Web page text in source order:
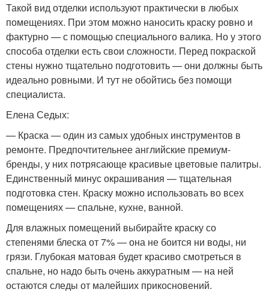
Такой вид отделки используют практически в любых
помещениях. При этом можно наносить краску ровно и
фактурно — с помощью специального валика. Но у этого
способа отделки есть свои сложности. Перед покраской
стены нужно тщательно подготовить — они должны быть
идеально ровными. И тут не обойтись без помощи
специалиста.
Елена Седых:
— Краска — один из самых удобных инструментов в
ремонте. Предпочтительнее английские премиум-
бренды, у них потрясающе красивые цветовые палитры.
Единственный минус окрашивания — тщательная
подготовка стен. Краску можно использовать во всех
помещениях — спальне, кухне, ванной.
Для влажных помещений выбирайте краску со
степенями блеска от 7% — она не боится ни воды, ни
грязи. Глубокая матовая будет красиво смотреться в
спальне, но надо быть очень аккуратным — на ней
остаются следы от малейших прикосновений.